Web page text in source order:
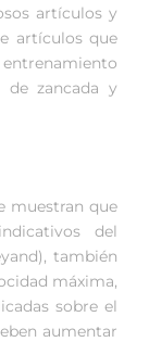
artículos y
artículos que
zancada y
muestran que
del
también
máxima,
sobre el
aumentar